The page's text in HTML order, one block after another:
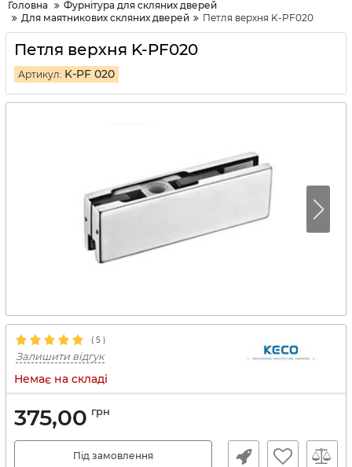
Головна
Фурнітура для скляних дверей
Для маятникових скляних дверей
Петля верхня K-PF020
Петля верхня K-PF020
Артикул: K-PF 020
( 5 )
Залишити відгук
Немає на складі
375,00 грн
Під замовлення